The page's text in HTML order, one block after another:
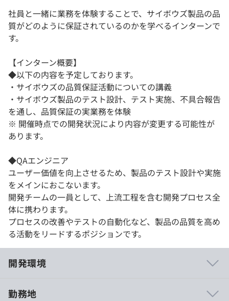
社員と一緒に業務を体験することで、サイボウズ製品の品
質がどのように保証されているのかを学べるインターンで
す。
【インターン概要】
◆以下の内容を予定しております。
・サイボウズの品質保証活動についての講義
・サイボウズ製品のテスト設計、テスト実施、不具合報告
を通し、品質保証の実業務を体験
※ 開催時点での開発状況により内容が変更する可能性が
あります。
◆QAエンジニア
ユーザー価値を向上させるため、製品のテスト設計や実施
をメインにおこないます。
開発チームの一員として、上流工程を含む開発プロセス全
体に携わります。
プロセスの改善やテストの自動化など、製品の品質を高め
る活動をリードするポジションです。
開発環境
勤務地